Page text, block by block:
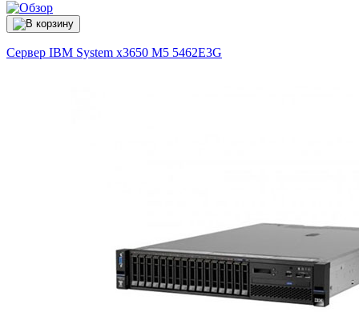
Сервер IBM System x3650 M5 5462E3G